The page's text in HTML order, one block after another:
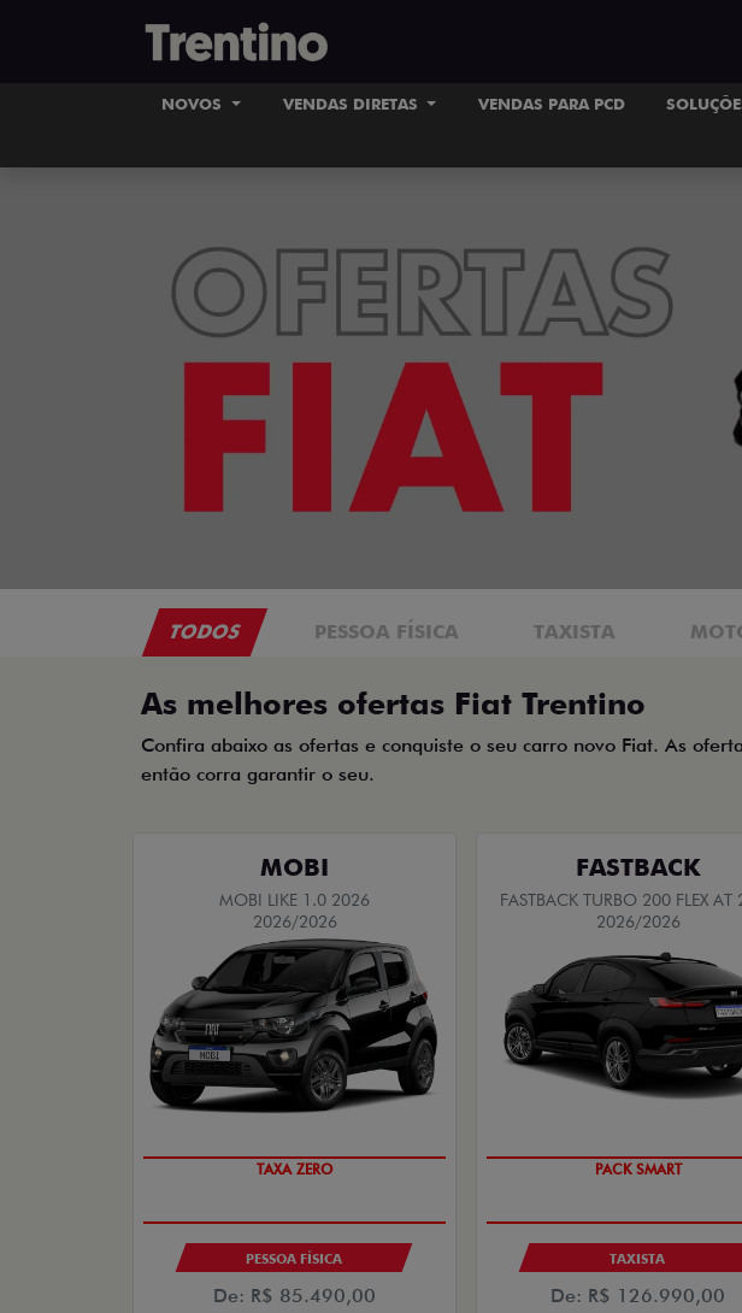
NOVOS VENDAS DIRETAS VENDAS PARA PCD
TODOS PESSOA FÍSICA TAXISTA
As melhores ofertas Fiat Trentino
Confira abaixo as ofertas e conquiste o seu carro novo Fiat. As
então corra garantir o seu.
MOBI
MOBI LIKE 1.0 2026
2026/2026
PREÇO IMPERDÍVEL
PESSOA FÍSICA
De: R$ 85.490,00
FASTBACK
FASTBACK TURBO 200 FLEX AT
2026/2026
PACK SMART
TAXISTA
De: R$ 126.990,00